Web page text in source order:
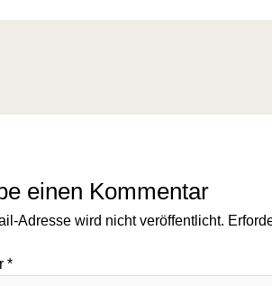
einen Kommentar
Adresse wird nicht veröffentlicht.
*